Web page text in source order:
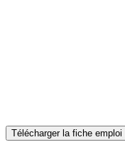
Télécharger la fiche emploi